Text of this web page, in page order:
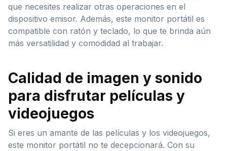
que necesites realizar otras operaciones en el
dispositivo emisor. Además, este monitor portátil es
compatible con ratón y teclado, lo que te brinda aún
más versatilidad y comodidad al trabajar.
Calidad de imagen y sonido
para disfrutar películas y
videojuegos
Si eres un amante de las películas y los videojuegos,
este monitor portátil no te decepcionará. Con su